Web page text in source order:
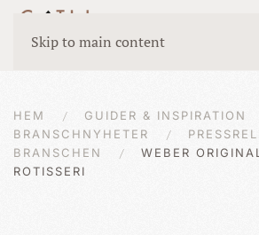
Skip to main content
HEM
GUIDER & INSPIRATION
BRANSCHNYHETER
BRANSCHEN
WEBER
ROTISSERI